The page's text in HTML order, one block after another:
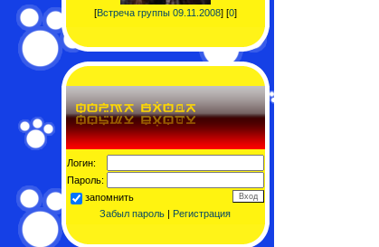
[Встреча группы 09.11.2008] [0]
Логин:
Пароль:
запомнить
Забыл пароль | Регистрация